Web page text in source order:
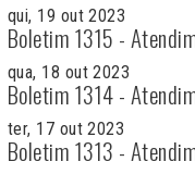
qui, 19 out 2023
Boletim 1315 -
qua, 18 out 2023
Boletim 1314 -
ter, 17 out 2023
Boletim 1313 -